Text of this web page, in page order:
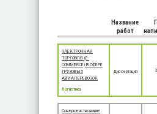
Название
работ
ЭЛЕКТРОННАЯ
ТОРГОВЛЯ (E-
COMMERCE) В СФЕРЕ
ГРУЗОВЫХ
АВИАПЕРЕВОЗОК
Логистика
Диссертация
Совершенствование